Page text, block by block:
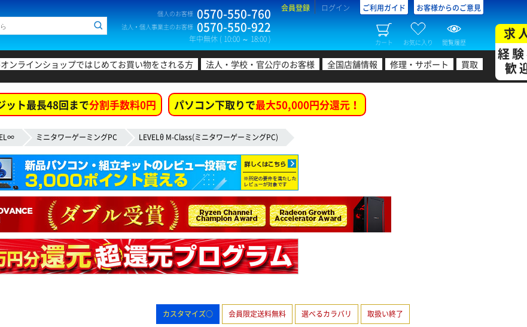
個人のお客様 0570-550-760
法人・個人事業主のお客様 0570-550-922
年中無休 ( 10:00 ～ 18:00 )
会員登録 ログイン ご利用ガイド お客様からのご意見
カート お気に入り 閲覧履歴
ンラインショップではじめてお買い物をされる方 法人・学校・官公庁のお客様 全国店舗情報 修理・サポート 買取
求
経
歓
ット最長48回まで分割手数料0円 パソコン下取りで最大50,000円分還元！
ミニタワーゲーミングPC LEVELθ M-Class(ミニタワーゲーミングPC)
カスタマイズ○ 会員限定送料無料 選べるカラバリ 取扱い終了